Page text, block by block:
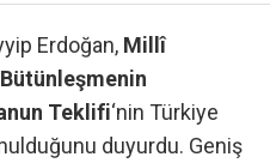
Erdoğan, Millî
Teklifi‘nin Türkiye
duyurdu. Geniş